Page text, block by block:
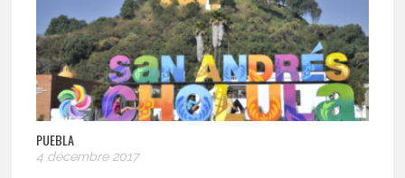
PUEBLA
4 décembre 2017